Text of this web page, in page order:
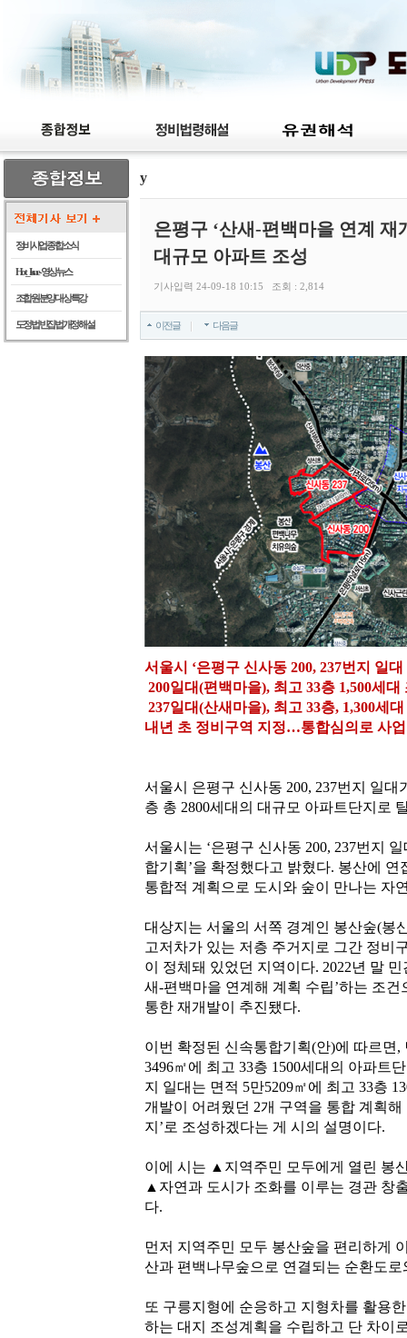
정비사업 종합 소식
Hot_Issue - 영상뉴스
조합원 분양 대상 특강
도정법 빈집법 개정 해설
y
은평구 ‘산새-편백마을 연계
대규모 아파트 조성
기사입력 24-09-18 10:15 조회 : 2,814
이전글 다음글
서울시 ‘은평구 신사동 200, 237번지 일
200일대(편백마을), 최고 33층 1,500세대
237일대(산새마을), 최고 33층, 1,300세
내년 초 정비구역 지정…통합심의로 사
서울시 은평구 신사동 200, 237번지 일
층 총 2800세대의 대규모 아파트단지로
서울시는 ‘은평구 신사동 200, 237번지
합기획’을 확정했다고 밝혔다. 봉산에
통합적 계획으로 도시와 숲이 만나는 자
대상지는 서울의 서쪽 경계인 봉산숲(봉
고저차가 있는 저층 주거지로 그간 정비
이 정체돼 있었던 지역이다. 2022년 말
새-편백마을 연계해 계획 수립’하는 조
통한 재개발이 추진됐다.
이번 확정된 신속통합기획(안)에 따르면
3496㎡에 최고 33층 1500세대의 아파트
지 일대는 면적 5만5209㎡에 최고 33층
개발이 어려웠던 2개 구역을 통합 계획
지’로 조성하겠다는 게 시의 설명이다.
이에 시는 ▲지역주민 모두에게 열린 봉
▲자연과 도시가 조화를 이루는 경관 창
다.
먼저 지역주민 모두 봉산숲을 편리하게
산과 편백나무숲으로 연결되는 순환도
또 구릉지형에 순응하고 지형차를 활용
하는 대지 조성계획을 수립하고 단 차이